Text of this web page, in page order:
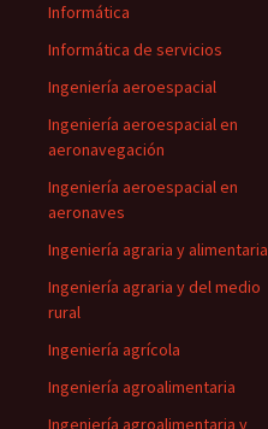
Informática
Informática de servicios
Ingeniería aeroespacial
Ingeniería aeroespacial en
aeronavegación
Ingeniería aeroespacial en
aeronaves
Ingeniería agraria y alimentaria
Ingeniería agraria y del medio
rural
Ingeniería agrícola
Ingeniería agroalimentaria
Ingeniería agroalimentaria y